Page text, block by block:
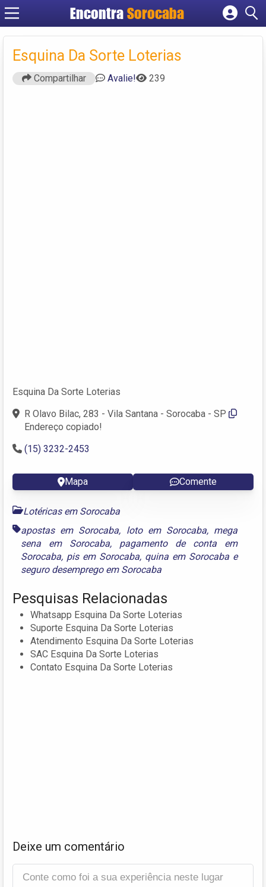
EncontraSorocaba
Cadastrar empresa
Criar conta
Esquina Da Sorte Loterias
Compartilhar Avalie! 239
Esquina Da Sorte Loterias
R Olavo Bilac, 283 - Vila Santana - Sorocaba - SP
Endereço copiado!
(15) 3232-2453
Mapa Comente
Lotéricas em Sorocaba
apostas em Sorocaba, loto em Sorocaba, mega
sena em Sorocaba, pagamento de conta em
Sorocaba, pis em Sorocaba, quina em Sorocaba e
seguro desemprego em Sorocaba
Pesquisas Relacionadas
Whatsapp Esquina Da Sorte Loterias
Suporte Esquina Da Sorte Loterias
Atendimento Esquina Da Sorte Loterias
SAC Esquina Da Sorte Loterias
Contato Esquina Da Sorte Loterias
Deixe um comentário